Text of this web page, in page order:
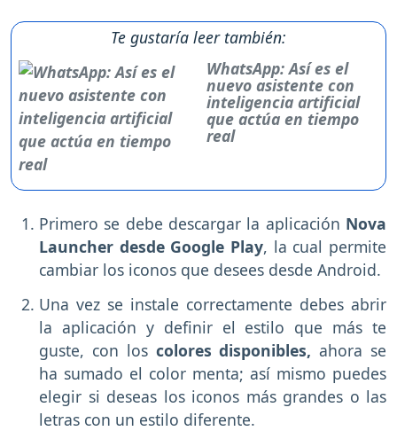
Te gustaría leer también:
WhatsApp: Así es el
nuevo asistente con
inteligencia artificial
que actúa en tiempo
real
Primero se debe descargar la aplicación Nova
Launcher desde Google Play, la cual permite
cambiar los iconos que desees desde Android.
Una vez se instale correctamente debes abrir
la aplicación y definir el estilo que más te
guste, con los colores disponibles,ahora se
ha sumado el color menta; así mismo puedes
elegir si deseas los iconos más grandes o las
letras con un estilo diferente.